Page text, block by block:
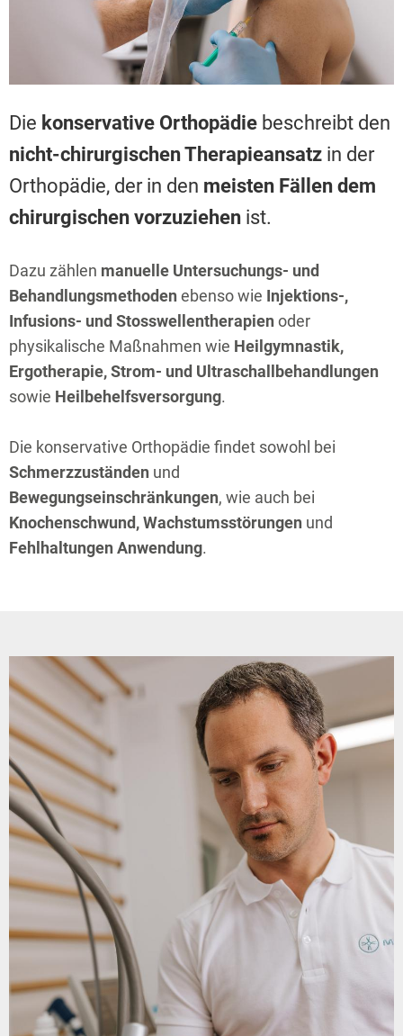
Die konservative Orthopädie beschreibt den
nicht-chirurgischen Therapieansatz in der
Orthopädie, der in den meisten Fällen dem
chirurgischen vorzuziehen ist.
Dazu zählen manuelle Untersuchungs- und
Behandlungsmethoden ebenso wie Injektions-,
Infusions- und Stosswellentherapien oder
physikalische Maßnahmen wie Heilgymnastik,
Ergotherapie, Strom- und Ultraschallbehandlungen
sowie Heilbehelfsversorgung.
Die konservative Orthopädie findet sowohl bei
Schmerzzuständen und
Bewegungseinschränkungen, wie auch bei
Knochenschwund, Wachstumsstörungen und
Fehlhaltungen Anwendung.